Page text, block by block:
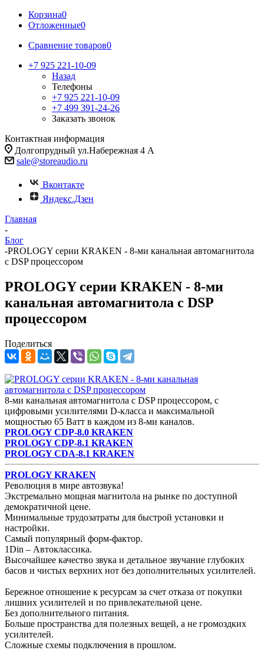
Корзина0
Отложенные0
Сравнение товаров0
+7 925 221-10-09
Назад
Телефоны
+7 925 221-10-09
+7 499 391-24-26
Заказать звонок
Контактная информация
Долгопрудный ул.Набережная 4 А
sale@storeaudio.ru
Вконтакте
Яндекс.Дзен
Главная
-
Блог
-PROLOGY серии KRAKEN - 8-ми канальная автомагнитола
с DSP процессором
PROLOGY серии KRAKEN - 8-ми
канальная автомагнитола с DSP
процессором
Поделиться
8-ми канальная автомагнитола с DSP процессором, с
цифровыми усилителями D-класса и максимальной
мощностью 65 Ватт в каждом из 8-ми каналов.
PROLOGY CDP-8.0 KRAKEN
PROLOGY CDP-8.1 KRAKEN
PROLOGY CDA-8.1 KRAKEN
PROLOGY KRAKEN
Революция в мире автозвука!
Экстремально мощная магнитола на рынке по доступной
демократичной цене.
Минимальные трудозатраты для быстрой установки и
настройки.
Самый популярный форм-фактор.
1Din – Автоклассика.
Высочайшее качество звука и детальное звучание глубоких
басов и чистых верхних нот без дополнительных усилителей.
Бережное отношение к ресурсам за счет отказа от покупки
лишних усилителей и по привлекательной цене.
Без дополнительного питания.
Больше пространства для полезных вещей, а не громоздких
усилителей.
Сложные схемы подключения в прошлом.